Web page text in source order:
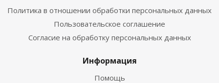
Политика в отношении обработки персональных данных
Пользовательское соглашение
Согласие на обработку персональных данных
Информация
Помощь